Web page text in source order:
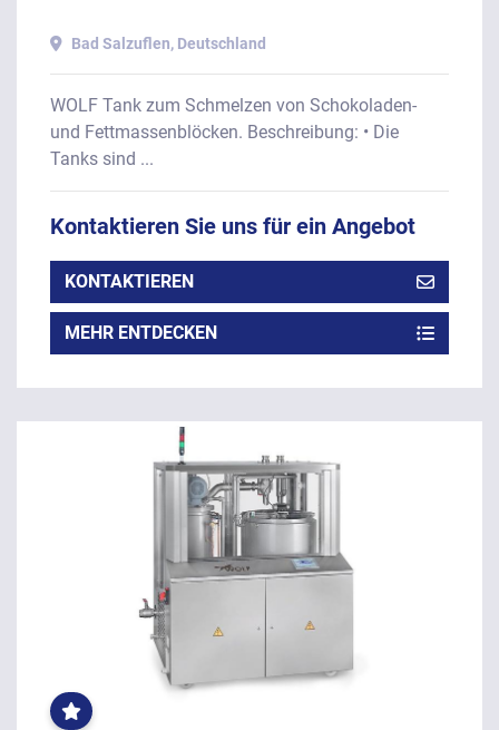
Bad Salzuflen, Deutschland
WOLF Tank zum Schmelzen von Schokoladen-
und Fettmassenblöcken. Beschreibung: • Die
Tanks sind ...
Kontaktieren Sie uns für ein Angebot
KONTAKTIEREN
MEHR ENTDECKEN
OFT
GEKLICKT